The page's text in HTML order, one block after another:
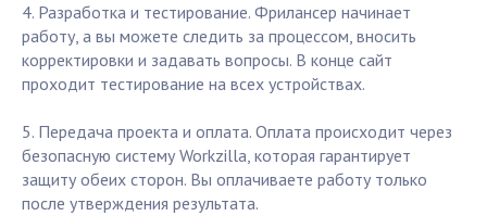
4. Разработка и тестирование. Фрилансер начинает
работу, а вы можете следить за процессом, вносить
корректировки и задавать вопросы. В конце сайт
проходит тестирование на всех устройствах.
5. Передача проекта и оплата. Оплата происходит через
безопасную систему Workzilla, которая гарантирует
защиту обеих сторон. Вы оплачиваете работу только
после утверждения результата.